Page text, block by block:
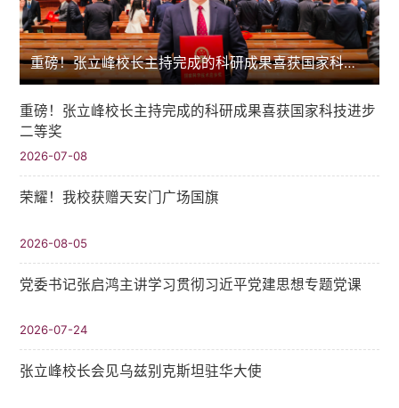
重磅！张立峰校长主持完成的科研成果喜获国家科技进步二等奖
重磅！张立峰校长主持完成的科研成果喜获国家科技进步
二等奖
2026-07-08
荣耀！我校获赠天安门广场国旗
2026-08-05
党委书记张启鸿主讲学习贯彻习近平党建思想专题党课
2026-07-24
张立峰校长会见乌兹别克斯坦驻华大使